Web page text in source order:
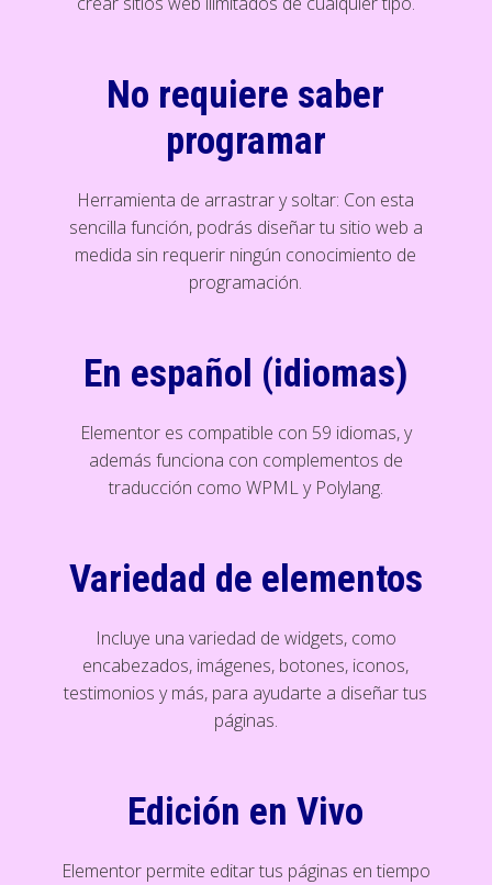
No requiere saber
programar
Herramienta de arrastrar y soltar: Con esta
sencilla función, podrás diseñar tu sitio web a
medida sin requerir ningún conocimiento de
programación.
En español (idiomas)
Elementor es compatible con 59 idiomas, y
además funciona con complementos de
traducción como WPML y Polylang.
Variedad de elementos
Incluye una variedad de widgets, como
encabezados, imágenes, botones, iconos,
testimonios y más, para ayudarte a diseñar tus
páginas.
Edición en Vivo
Elementor permite editar tus páginas en tiempo